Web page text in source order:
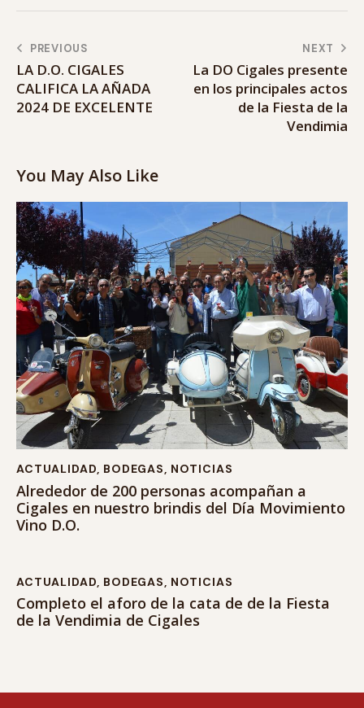
PREVIOUS
LA D.O. CIGALES
CALIFICA LA AÑADA
2024 DE EXCELENTE
NEXT
La DO Cigales presente
en los principales actos
de la Fiesta de la
Vendimia
You May Also Like
ACTUALIDAD, BODEGAS, NOTICIAS
Alrededor de 200 personas acompañan a
Cigales en nuestro brindis del Día Movimiento
Vino D.O.
ACTUALIDAD, BODEGAS, NOTICIAS
Completo el aforo de la cata de de la Fiesta
de la Vendimia de Cigales